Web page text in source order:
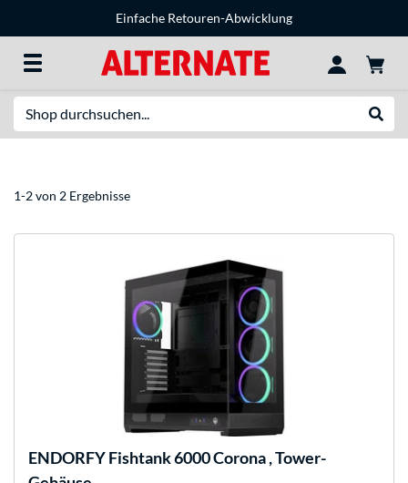
Einfache Retouren-Abwicklung
1-2 von 2 Ergebnisse
ENDORFYFishtank 6000 Corona , Tower-